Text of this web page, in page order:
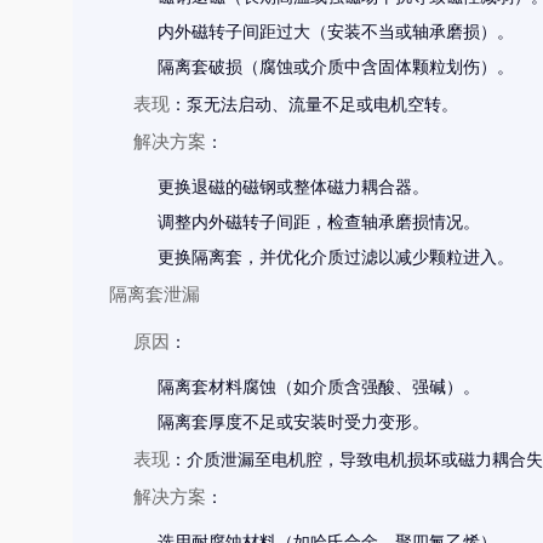
内外磁转子间距过大（安装不当或轴承磨损）。
隔离套破损（腐蚀或介质中含固体颗粒划伤）。
表现 ：泵无法启动、流量不足或电机空转。
解决方案 ：
更换退磁的磁钢或整体磁力耦合器。
调整内外磁转子间距，检查轴承磨损情况。
更换隔离套，并优化介质过滤以减少颗粒进入。
隔离套泄漏
原因 ：
隔离套材料腐蚀（如介质含强酸、强碱）。
隔离套厚度不足或安装时受力变形。
表现 ：介质泄漏至电机腔，导致电机损坏或磁力耦合
解决方案 ：